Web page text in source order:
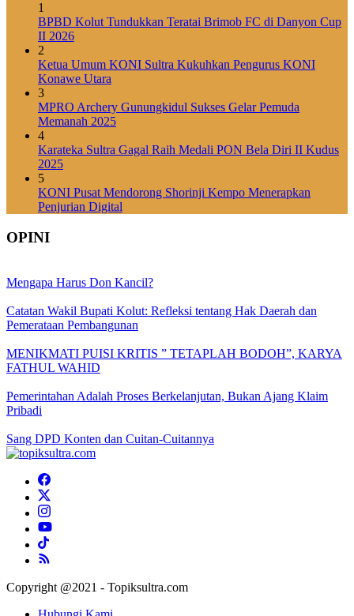
1
BPBD Kolut Tundukkan Teratai Brimob FC di Danyon Cup
II 2026
2
Ketua Umum KONI Sultra Kukuhkan Pengurus KONI
Konawe Utara
3
MPRO Archery Gunungkidul Sukses Gelar Pemuda
Memanah 2025
4
Karateka Sultra Gagal Raih Medali PON Bela Diri II Kudus
2025
5
KONI Pusat Mendorong Shorinji Kempo Menerapkan
Penjurian Digital
OPINI
Mengapa Harus Don Kancil?
Catatan Wakil Bupati Kolut: Refleksi tentang Hak Daerah dan
Pemerataan Pembangunan
MENIKMATI PUISI KRITIS ” TETAPLAH BODOH”, KARYA
FATHUL WAHID
Pemerintahan Adalah Proses Berkelanjutan, Bukan Ajang Klaim
Pribadi
Sang DPD Konten dan Cuitan-Cuitannya
Copyright @2021 - Topiksultra.com